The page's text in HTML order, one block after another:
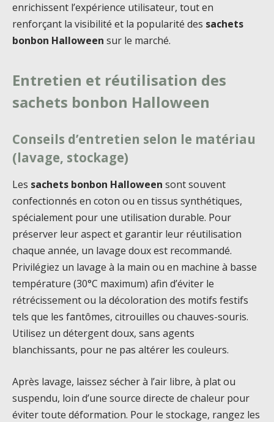
enrichissent l’expérience utilisateur, tout en
renforçant la visibilité et la popularité des sachets
bonbon Halloween sur le marché.
Entretien et réutilisation des
sachets bonbon Halloween
Conseils d’entretien selon le matériau
(lavage, stockage)
Les sachets bonbon Halloween sont souvent
confectionnés en coton ou en tissus synthétiques,
spécialement pour une utilisation durable. Pour
préserver leur aspect et garantir leur réutilisation
chaque année, un lavage doux est recommandé.
Privilégiez un lavage à la main ou en machine à basse
température (30°C maximum) afin d’éviter le
rétrécissement ou la décoloration des motifs festifs
tels que les fantômes, citrouilles ou chauves-souris.
Utilisez un détergent doux, sans agents
blanchissants, pour ne pas altérer les couleurs.
Après lavage, laissez sécher à l’air libre, à plat ou
suspendu, loin d’une source directe de chaleur pour
éviter toute déformation. Pour le stockage, rangez les